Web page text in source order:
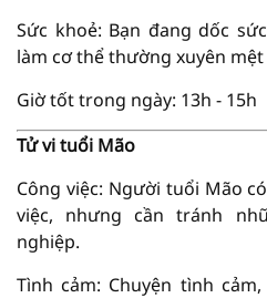
Sức khoẻ: Bạn đang dốc
làm cơ thể thường xuyên
Giờ tốt trong ngày: 13h - 15h
Tử vi tuổi Mão
Công việc: Người tuổi Mão
việc, nhưng cần tránh
nghiệp.
Tình cảm: Chuyện tình